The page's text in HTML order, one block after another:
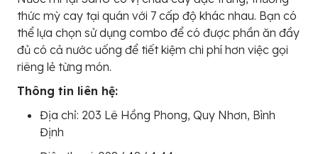
thức mỳ cay tại quán với 7 cấp độ khác nhau. Bạn có
thể lựa chọn sử dụng combo để có được phần ăn đầy
đủ có cả nước uống để tiết kiệm chi phí hơn việc gọi
riêng lẻ từng món.
Thông tin liên hệ:
Địa chỉ: 203 Lê Hồng Phong, Quy Nhơn, Bình
Định